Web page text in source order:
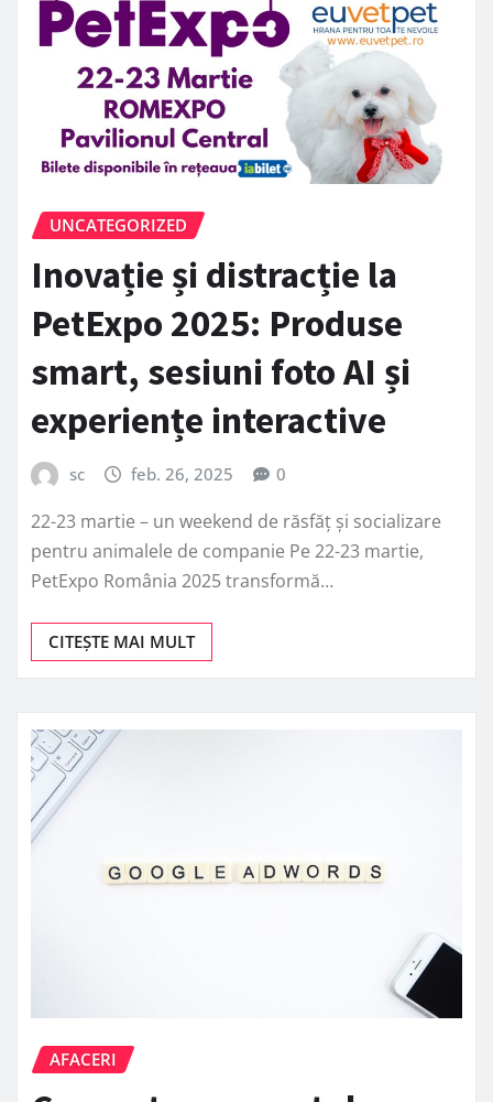
UNCATEGORIZED
Inovație și distracție la
PetExpo 2025: Produse
smart, sesiuni foto AI și
experiențe interactive
sc feb. 26, 2025 0
22-23 martie – un weekend de răsfăț și socializare
pentru animalele de companie Pe 22-23 martie,
PetExpo România 2025 transformă…
CITEȘTE MAI MULT
AFACERI